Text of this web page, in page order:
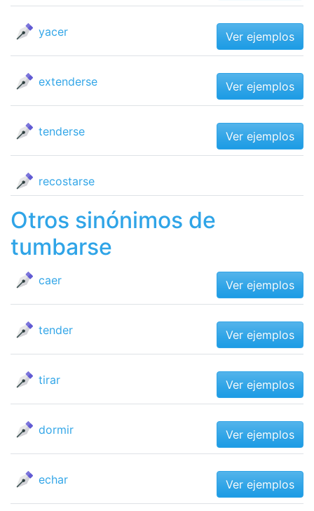
yacer Ver ejemplos
extenderse Ver ejemplos
tenderse Ver ejemplos
recostarse
Otros sinónimos de
tumbarse
caer Ver ejemplos
tender Ver ejemplos
tirar Ver ejemplos
dormir Ver ejemplos
echar Ver ejemplos